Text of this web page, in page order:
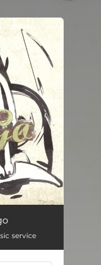
03:21
02:24
service